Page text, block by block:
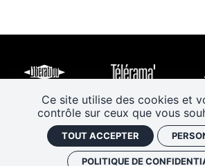
Ce site utilise des cookies et
contrôle sur ceux que vous
TOUT ACCEPTER
POLITIQUE DE